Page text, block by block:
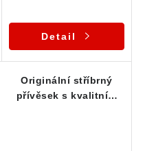
Detail
Originální stříbrný
přívěsek s kvalitním